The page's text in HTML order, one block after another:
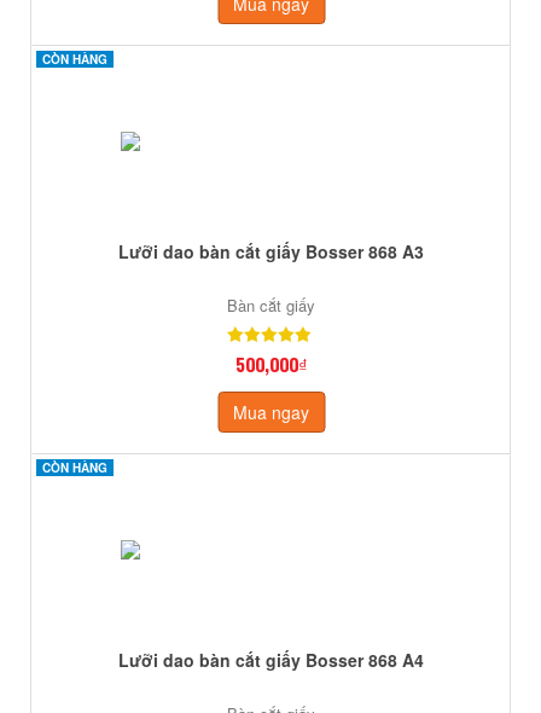
CÒN HÀNG
CÒN HÀNG
Lưỡi dao bàn cắt giấy Bosser 868 A3
Bàn cắt giấy
500,000₫
Mua ngay
CÒN HÀNG
CÒN HÀNG
Lưỡi dao bàn cắt giấy Bosser 868 A4